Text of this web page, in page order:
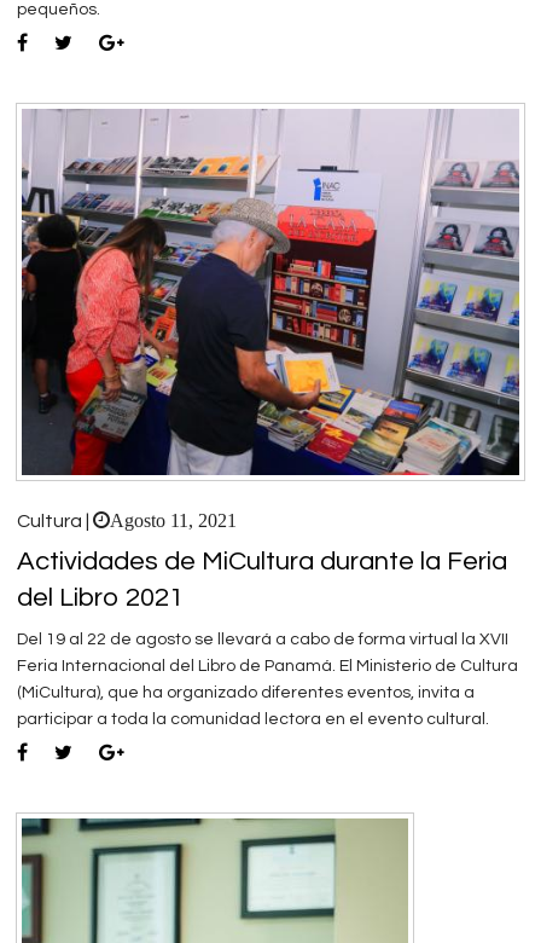
pequeños.
Cultura | Agosto 11, 2021
Actividades de MiCultura durante la Feria
del Libro 2021
Del 19 al 22 de agosto se llevará a cabo de forma virtual la XVII
Feria Internacional del Libro de Panamá. El Ministerio de Cultura
(MiCultura), que ha organizado diferentes eventos, invita a
participar a toda la comunidad lectora en el evento cultural.